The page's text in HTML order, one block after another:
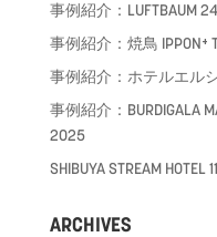
事例紹介：LUFTBAUM
事例紹介：焼鳥 IPPON⁺
事例紹介：ホテルエル
事例紹介：BURDIGALA
2025
SHIBUYA STREAM HOTEL
ARCHIVES